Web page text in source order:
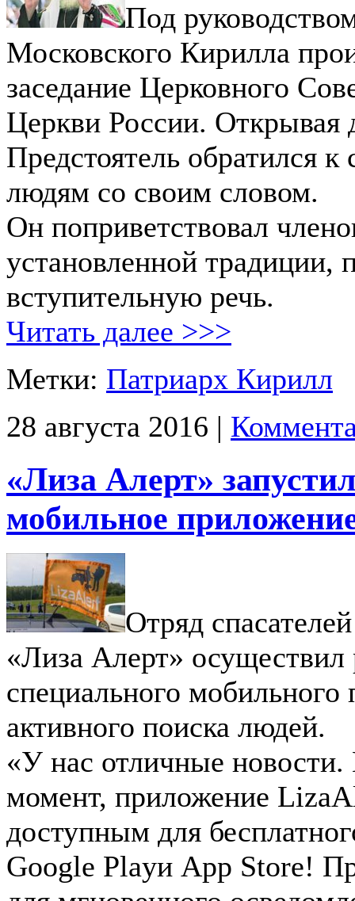
Под
Московского Кирилла
заседание Церковного
Церкви России. Открывая
Предстоятель обратился
людям со своим словом.
Он поприветствовал
установленной традиции,
вступительную речь.
Читать далее >>>
Метки: Патриарх Кирилл
28 августа 2016 |
«Лиза Алерт»
мобильное
Отряд
«Лиза Алерт» осуществил
специального
активного поиска людей.
«У нас отличные
момент, приложение
доступным для
Google Playи App Store!